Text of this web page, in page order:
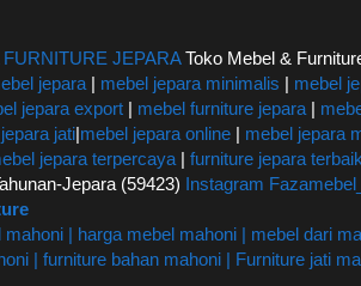
JEPARAToko Mebel &
jepara| mebel jepara minimalis | mebel
jepara export | mebel furniture jepara |
jati|mebel jepara online | mebel jepara
jepara terpercaya| furniture jepara terbaik
Jepara (59423) Instagram
| harga mebel mahoni | mebel dari
| furniture bahan mahoni | Furniture jati